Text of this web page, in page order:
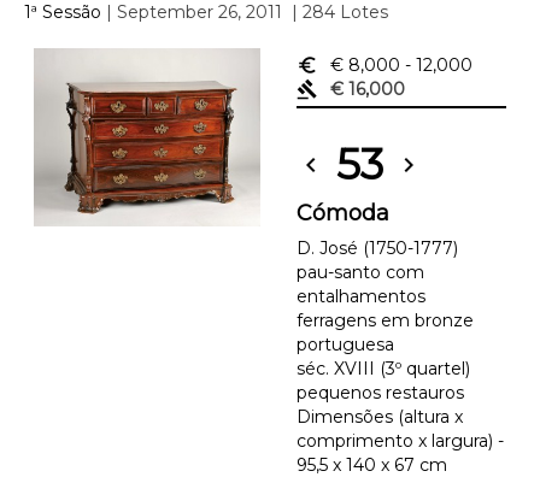
1ª Sessão | September 26, 2011 | 284 Lotes
euro_symbol € 8,000 - 12,000
gavel
€ 16,000
chevron_left 53 chevron_right
Cómoda
D. José (1750-1777)
pau-santo com
entalhamentos
ferragens em bronze
portuguesa
séc. XVIII (3º quartel)
pequenos restauros
Dimensões (altura x
comprimento x largura) -
95,5 x 140 x 67 cm